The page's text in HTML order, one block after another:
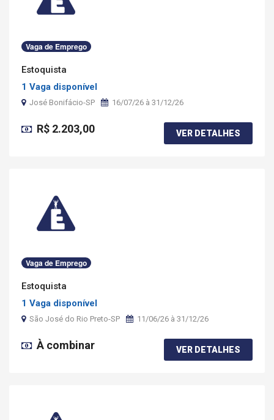
Vaga de Emprego
Estoquista
1 Vaga disponível
José Bonifácio-SP 16/07/26 à 31/12/26
R$ 2.203,00 VER DETALHES
Vaga de Emprego
Estoquista
1 Vaga disponível
São José do Rio Preto-SP 11/06/26 à 31/12/26
À combinar VER DETALHES